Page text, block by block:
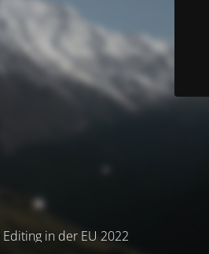
in der EU 2022